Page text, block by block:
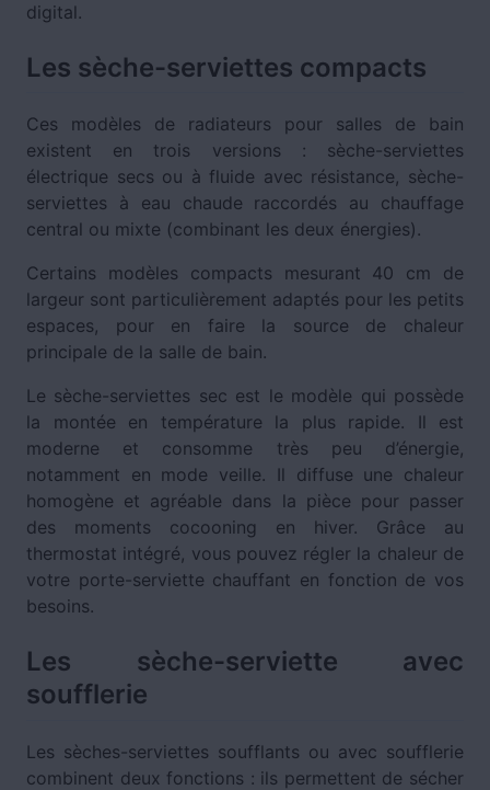
digital.
Les sèche-serviettes compacts
Ces modèles de radiateurs pour salles de bain
existent en trois versions : sèche-serviettes
électrique secs ou à fluide avec résistance, sèche-
serviettes à eau chaude raccordés au chauffage
central ou mixte (combinant les deux énergies).
Certains modèles compacts mesurant 40 cm de
largeur sont particulièrement adaptés pour les petits
espaces, pour en faire la source de chaleur
principale de la salle de bain.
Le sèche-serviettes sec est le modèle qui possède
la montée en température la plus rapide. Il est
moderne et consomme très peu d’énergie,
notamment en mode veille. Il diffuse une chaleur
homogène et agréable dans la pièce pour passer
des moments cocooning en hiver. Grâce au
thermostat intégré, vous pouvez régler la chaleur de
votre porte-serviette chauffant en fonction de vos
besoins.
Les sèche-serviette avec
soufflerie
Les sèches-serviettes soufflants ou avec soufflerie
combinent deux fonctions : ils permettent de sécher